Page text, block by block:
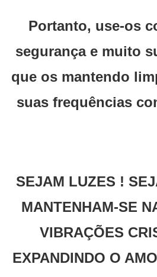
Portanto, use-os
segurança e muito
que os mantendo
suas frequências
SEJAM LUZES !
MANTENHAM-SE
VIBRAÇÕES
EXPANDINDO O